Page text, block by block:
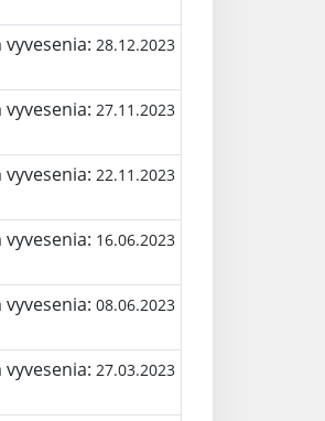
28.12.2023
27.11.2023
22.11.2023
16.06.2023
08.06.2023
27.03.2023